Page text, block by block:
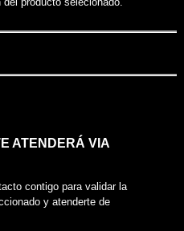
ATENDERÁ VIA
contigo para validar la
y atenderte de